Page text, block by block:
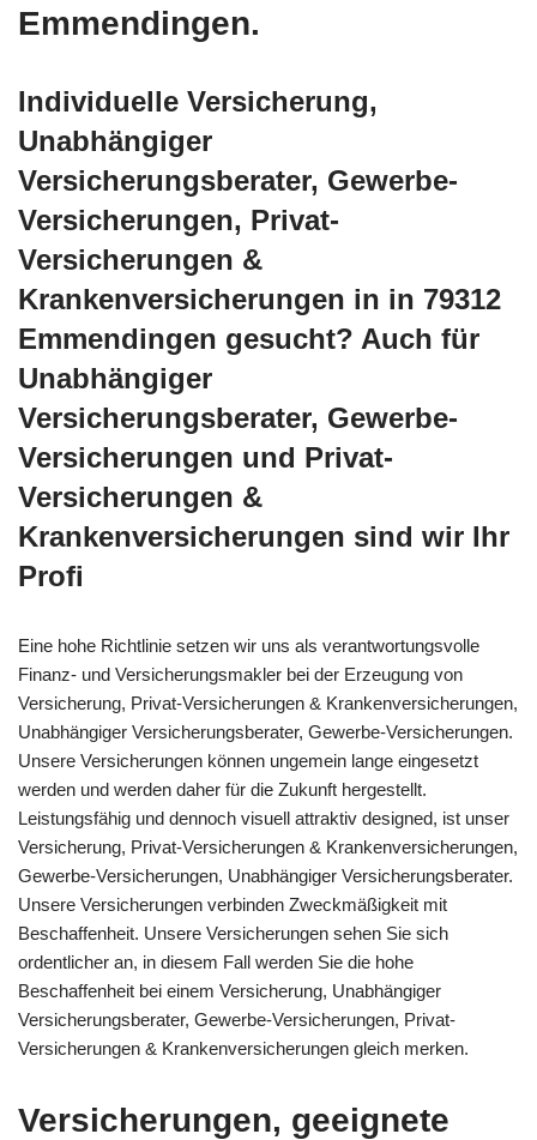
Emmendingen.
Individuelle Versicherung,
Unabhängiger
Versicherungsberater, Gewerbe-
Versicherungen, Privat-
Versicherungen &
Krankenversicherungen in in 79312
Emmendingen gesucht? Auch für
Unabhängiger
Versicherungsberater, Gewerbe-
Versicherungen und Privat-
Versicherungen &
Krankenversicherungen sind wir Ihr
Profi
Eine hohe Richtlinie setzen wir uns als verantwortungsvolle
Finanz- und Versicherungsmakler bei der Erzeugung von
Versicherung, Privat-Versicherungen & Krankenversicherungen,
Unabhängiger Versicherungsberater, Gewerbe-Versicherungen.
Unsere Versicherungen können ungemein lange eingesetzt
werden und werden daher für die Zukunft hergestellt.
Leistungsfähig und dennoch visuell attraktiv designed, ist unser
Versicherung, Privat-Versicherungen & Krankenversicherungen,
Gewerbe-Versicherungen, Unabhängiger Versicherungsberater.
Unsere Versicherungen verbinden Zweckmäßigkeit mit
Beschaffenheit. Unsere Versicherungen sehen Sie sich
ordentlicher an, in diesem Fall werden Sie die hohe
Beschaffenheit bei einem Versicherung, Unabhängiger
Versicherungsberater, Gewerbe-Versicherungen, Privat-
Versicherungen & Krankenversicherungen gleich merken.
Versicherungen, geeignete